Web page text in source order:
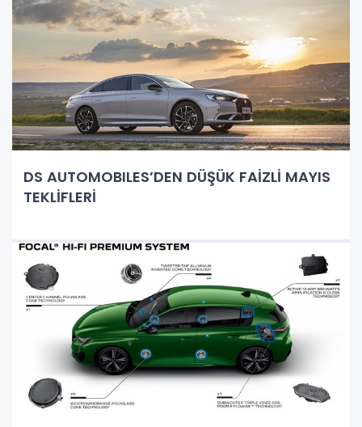
DS AUTOMOBILES’DEN DÜŞÜK FAİZLİ MAYIS
TEKLİFLERİ